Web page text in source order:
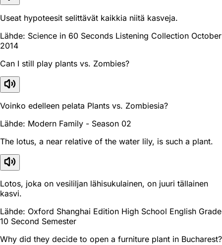
Useat hypoteesit selittävät kaikkia niitä kasveja.
Lähde: Science in 60 Seconds Listening Collection October
2014
Can I still play plants vs. Zombies?
Voinko edelleen pelata Plants vs. Zombiesia?
Lähde: Modern Family - Season 02
The lotus, a near relative of the water lily, is such a plant.
Lotos, joka on vesililjan lähisukulainen, on juuri tällainen
kasvi.
Lähde: Oxford Shanghai Edition High School English Grade
10 Second Semester
Why did they decide to open a furniture plant in Bucharest?